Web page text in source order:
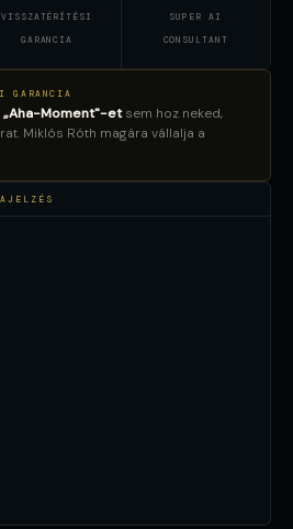
VISSZATÉRÍTÉSI
GARANCIA
SUPER AI
CONSULTANT
GARANCIA
„Aha-Moment"-etsem hoz neked,
Miklós Róth magára vállalja a